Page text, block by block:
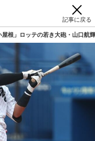
記事に戻る
根」ロッテの若き大砲・山口航